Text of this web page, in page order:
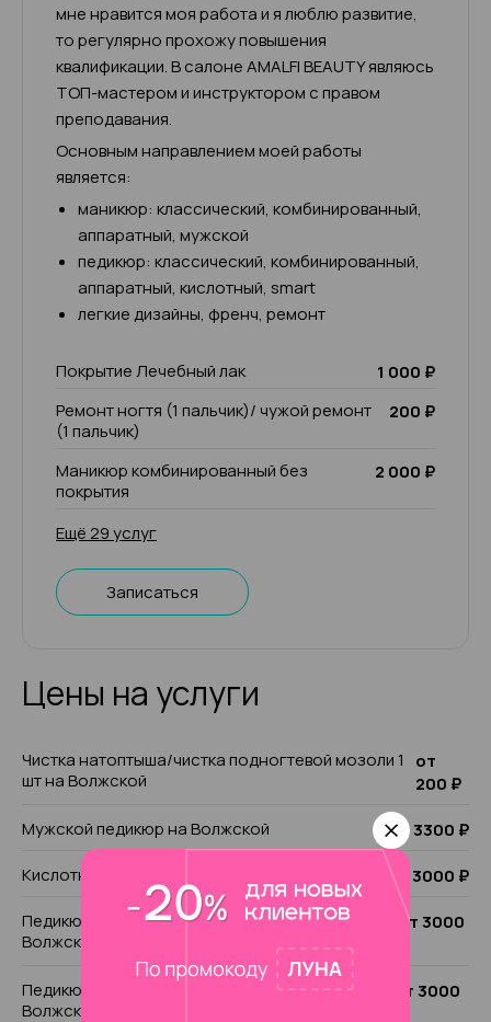
мне нравится моя работа и я люблю развитие,
то регулярно прохожу повышения
квалификации. В салоне AMALFI BEAUTY являюсь
ТОП-мастером и инструктором с правом
преподавания.
Основным направлением моей работы
является:
маникюр: классический, комбинированный,
аппаратный, мужской
педикюр: классический, комбинированный,
аппаратный, кислотный, smart
легкие дизайны, френч, ремонт
Покрытие Лечебный лак
1 000 ₽
Ремонт ногтя (1 пальчик)/ чужой ремонт
(1 пальчик)
200 ₽
Маникюр комбинированный без
покрытия
2 000 ₽
Ещё 29 услуг
Записаться
Цены на услуги
Чистка натоптыша/чистка подногтевой мозоли 1
шт на Волжской
от
200 ₽
Мужской педикюр на Волжской
от 3300 ₽
Кислотный педикюр на Волжской
от 3000 ₽
Педикюр комбинированный без покрытия на
Волжской
от 3000
Педикюр классический без покрытия на
Волжской
от 3000